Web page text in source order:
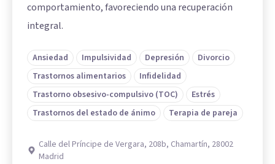
comportamiento, favoreciendo una recuperación
integral.
Ansiedad Impulsividad Depresión
Divorcio
Trastornos alimentarios
Infidelidad
Trastorno obsesivo-compulsivo (TOC)
Estrés
Trastornos del estado de ánimo
Terapia de pareja
Calle del Príncipe de Vergara, 208b, Chamartín, 28002
Madrid